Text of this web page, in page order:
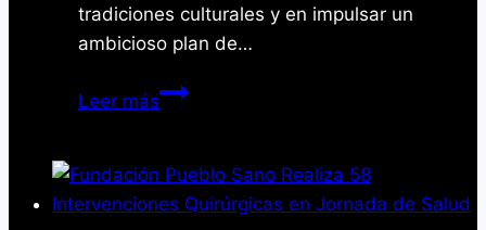
tradiciones culturales y en impulsar un
ambicioso plan de…
Leer másMunicipio
85
años